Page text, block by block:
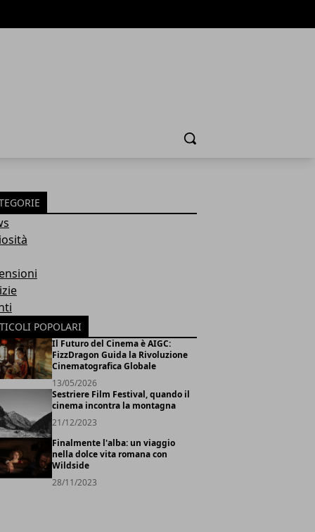
Cerca
POPOLARI
Il Futuro del Cinema è AIGC:
FizzDragon Guida la Rivoluzione
Cinematografica Globale
13/05/2026
Sestriere Film Festival, quando il
cinema incontra la montagna
21/12/2023
Finalmente l'alba: un viaggio
nella dolce vita romana con
Wildside
28/11/2023